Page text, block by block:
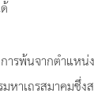
รพ้นจากตำแหน่
หาเถรสมาคมซึ่ง